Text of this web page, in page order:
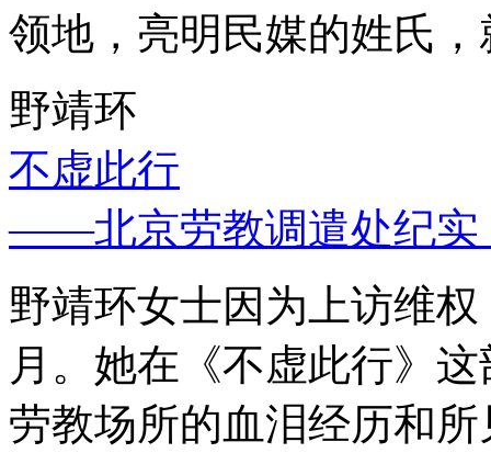
领地，亮明民媒的姓氏
野靖环
不虚此行
——北京劳教调遣处纪实
野靖环女士因为上访维
月。她在《不虚此行》
劳教场所的血泪经历和